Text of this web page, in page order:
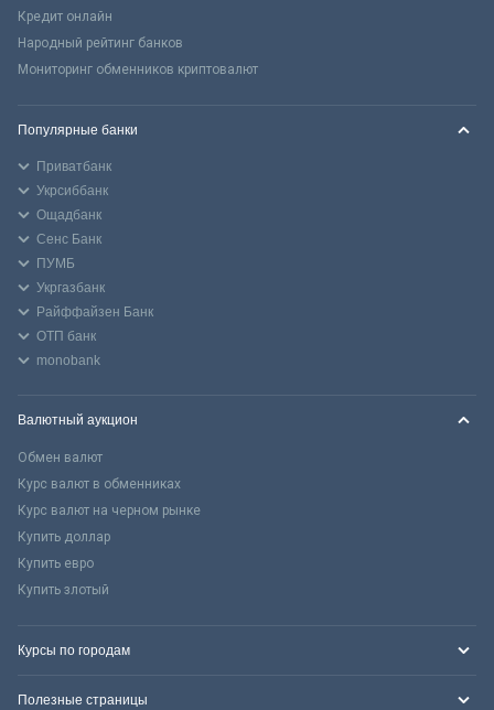
Кредит онлайн
Народный рейтинг банков
Мониторинг обменников криптовалют
Популярные банки
Приватбанк
Укрсиббанк
Ощадбанк
Сенс Банк
ПУМБ
Укргазбанк
Райффайзен Банк
ОТП банк
monobank
Валютный аукцион
Обмен валют
Курс валют в обменниках
Курс валют на черном рынке
Купить доллар
Купить евро
Купить злотый
Курсы по городам
Полезные страницы